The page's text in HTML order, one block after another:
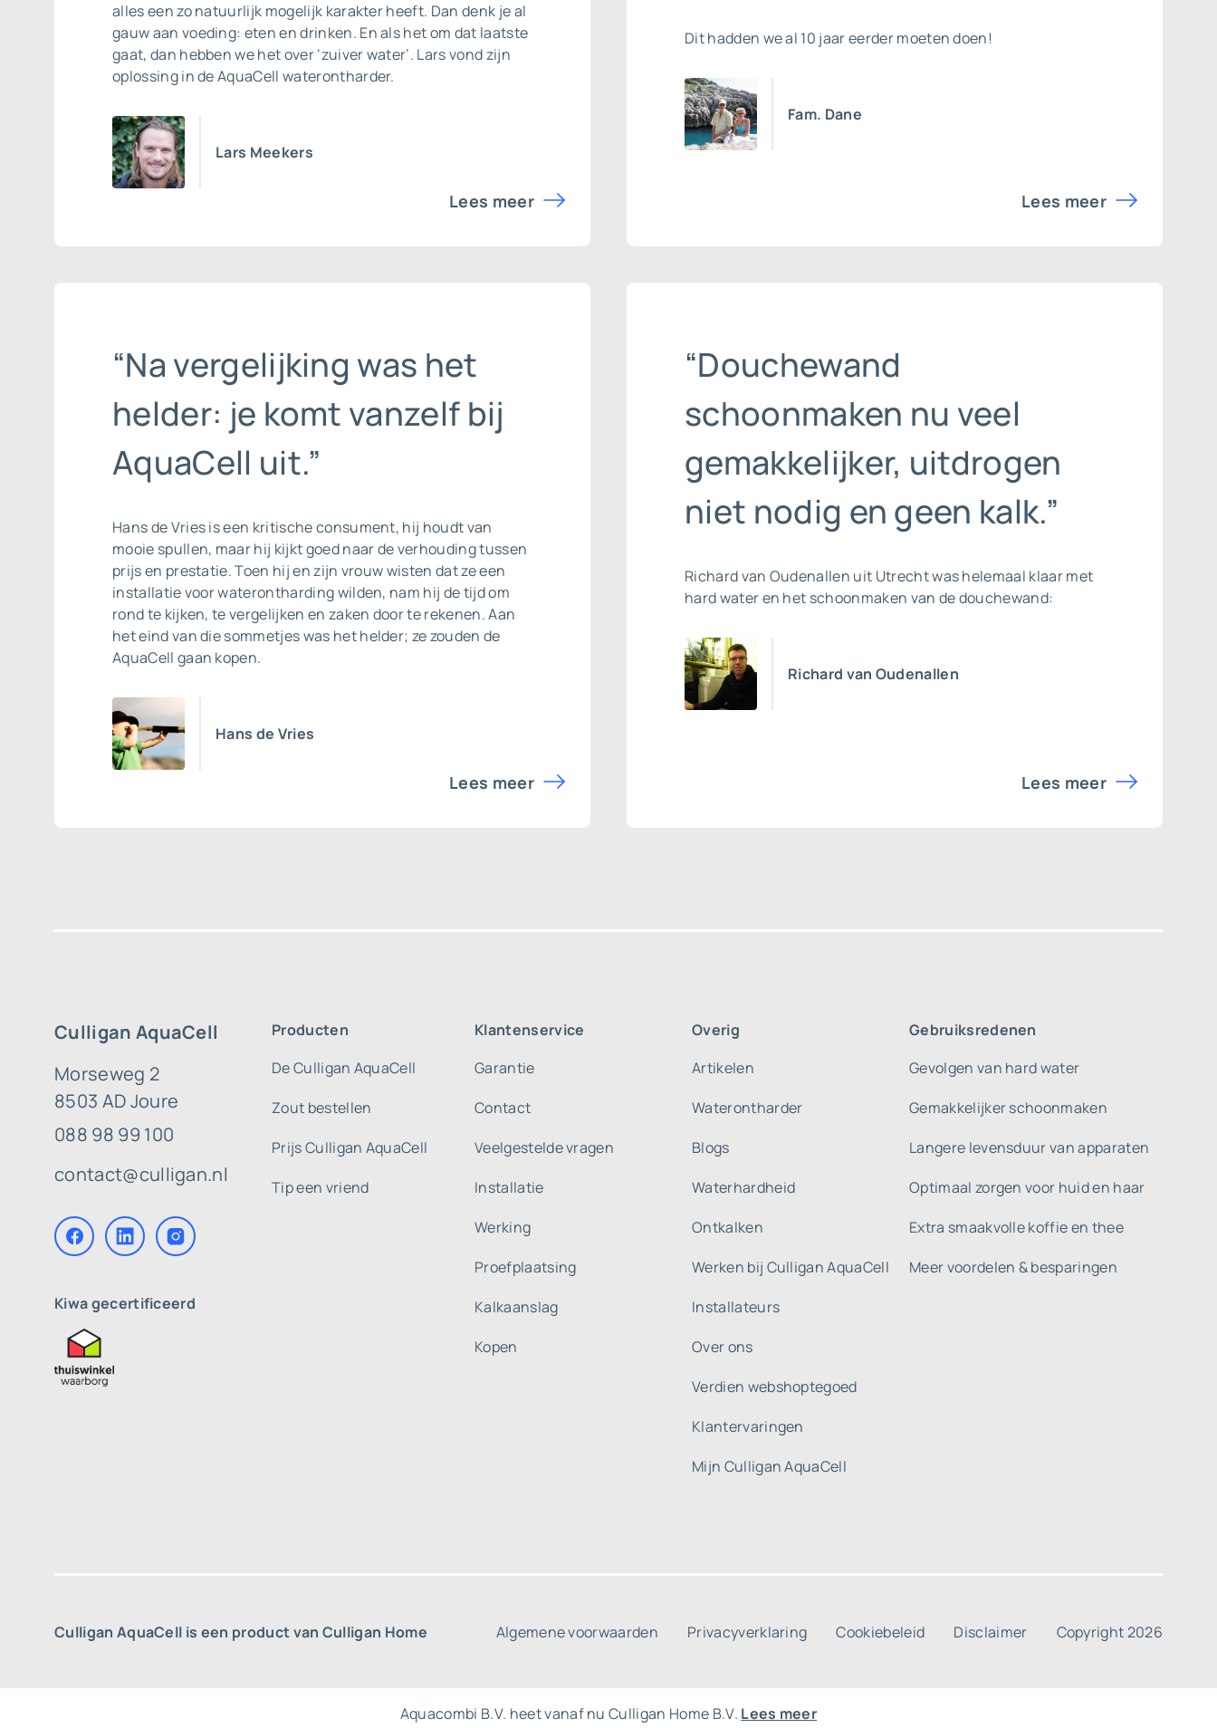
alles een zo natuurlijk mogelijk karakter heeft. Dan denk je al
gauw aan voeding: eten en drinken. En als het om dat laatste
gaat, dan hebben we het over ‘zuiver water’. Lars vond zijn
oplossing in de AquaCell waterontharder.
Lars Meekers
Lees meer
Dit hadden we al 10 jaar eerder moeten doen!
Fam. Dane
Lees meer
“Na vergelijking was het
helder: je komt vanzelf bij
AquaCell uit.”
Hans de Vries is een kritische consument, hij houdt van
mooie spullen, maar hij kijkt goed naar de verhouding tussen
prijs en prestatie. Toen hij en zijn vrouw wisten dat ze een
installatie voor waterontharding wilden, nam hij de tijd om
rond te kijken, te vergelijken en zaken door te rekenen. Aan
het eind van die sommetjes was het helder; ze zouden de
AquaCell gaan kopen.
Hans de Vries
Lees meer
“Douchewand
schoonmaken nu veel
gemakkelijker, uitdrogen
niet nodig en geen kalk.”
Richard van Oudenallen uit Utrecht was helemaal klaar met
hard water en het schoonmaken van de douchewand:
Richard van Oudenallen
Lees meer
Culligan AquaCell
Morseweg 2
8503 AD Joure
088 98 99 100
contact@culligan.nl
Kiwa gecertificeerd
Producten
De Culligan AquaCell
Zout bestellen
Prijs Culligan AquaCell
Tip een vriend
Klantenservice
Garantie
Contact
Veelgestelde vragen
Installatie
Werking
Proefplaatsing
Kalkaanslag
Kopen
Overig
Artikelen
Waterontharder
Blogs
Waterhardheid
Ontkalken
Werken bij Culligan AquaCell
Installateurs
Over ons
Verdien webshoptegoed
Klantervaringen
Mijn Culligan AquaCell
Gebruiksredenen
Gevolgen van hard water
Gemakkelijker schoonmaken
Langere levensduur van apparaten
Optimaal zorgen voor huid en haar
Extra smaakvolle koffie en thee
Meer voordelen & besparingen
Culligan AquaCell is een product van Culligan Home Algemene voorwaarden Privacyverklaring Cookiebeleid Disclaimer Copyright 2026
Aquacombi B.V. heet vanaf nu Culligan Home B.V. Lees meer